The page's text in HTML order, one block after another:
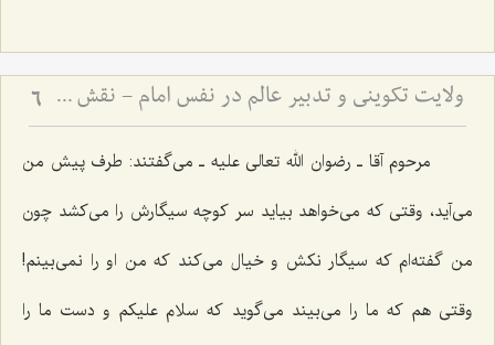
ولایت تکوینی و تدبیر عالم در نفس امام - نقش واسطه‌های ملکوتی در مدیریت جهان و اختیار انسان 6
مرحوم آقا ـ رضوان الله تعالی علیه ـ مى‌گفتند: طرف پیش من
مى‌آید، وقتى كه مى‌خواهد بیاید سر كوچه سیگارش را مى‌كشد چون
من گفته‌ام كه سیگار نكش و خیال مى‌كند كه من او را نمى‌بینم!
وقتى هم كه ما را مى‌بیند مى‌گوید که سلام علیكم و دست ما را